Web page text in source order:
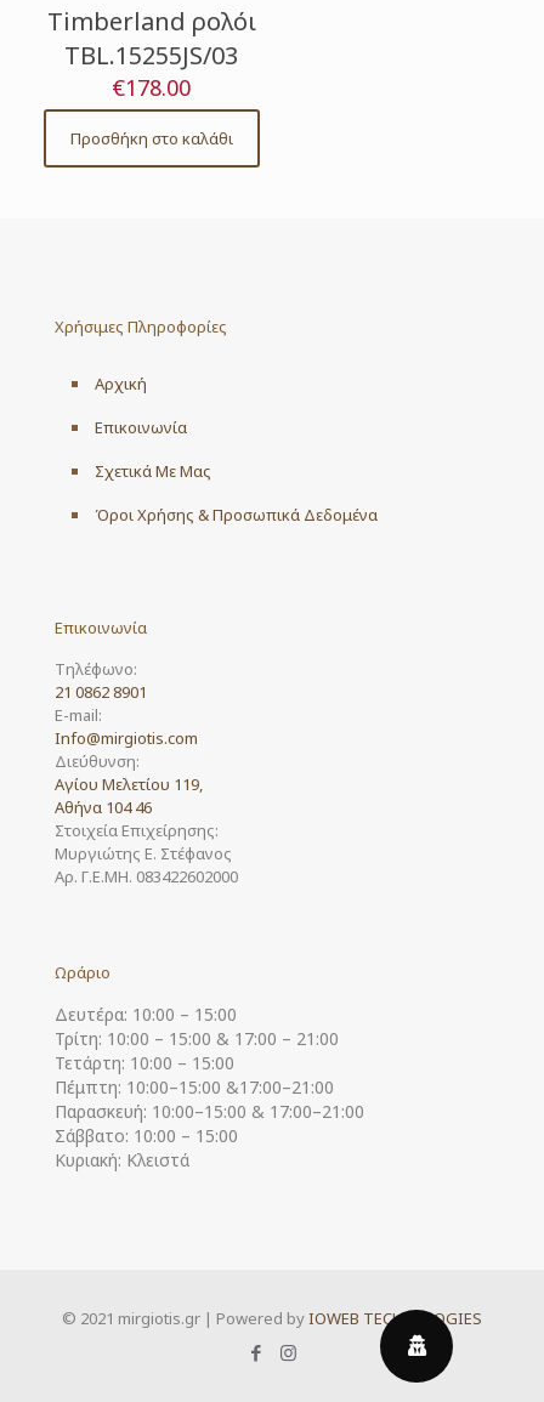
Timberland ρολόι
TBL.15255JS/03
€178.00
Προσθήκη στο καλάθι
Χρήσιμες Πληροφορίες
Αρχική
Επικοινωνία
Σχετικά Με Μας
Όροι Χρήσης & Προσωπικά Δεδομένα
Επικοινωνία
Τηλέφωνο:
21 0862 8901
E-mail:
Info@mirgiotis.com
Διεύθυνση:
Αγίου Μελετίου 119,
Αθήνα 104 46
Στοιχεία Επιχείρησης:
Μυργιώτης Ε. Στέφανος
Αρ. Γ.Ε.ΜΗ. 083422602000
Ωράριο
Δευτέρα: 10:00 – 15:00
Τρίτη: 10:00 – 15:00 & 17:00 – 21:00
Τετάρτη: 10:00 – 15:00
Πέμπτη: 10:00–15:00 &17:00–21:00
Παρασκευή: 10:00–15:00 & 17:00–21:00
Σάββατο: 10:00 – 15:00
Κυριακή: Κλειστά
© 2021 mirgiotis.gr | Powered byIOWEB TECHNOLOGIES